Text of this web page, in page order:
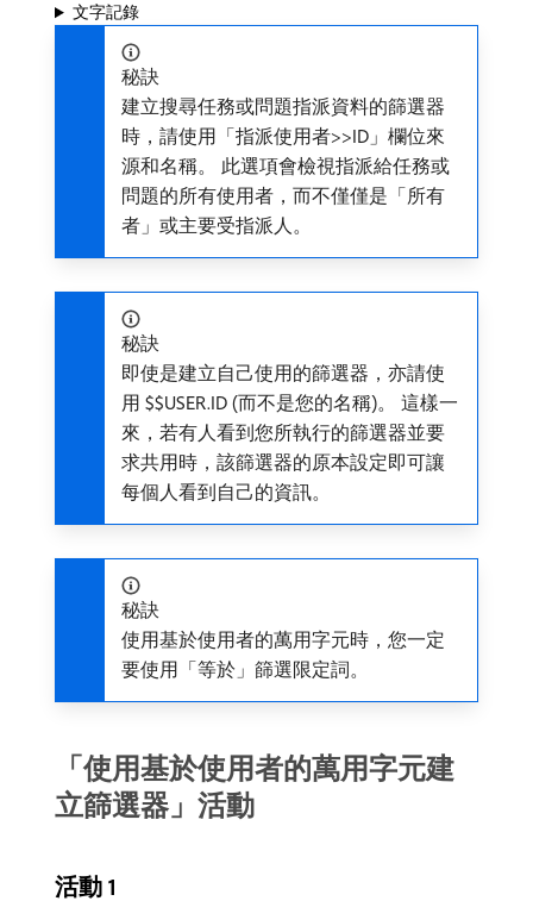
文字記錄
秘訣
建立搜尋任務或問題指派資料的篩選器
時，請使用「指派使用者>>ID」欄位來
源和名稱。 此選項會檢視指派給任務或
問題的所有使用者，而不僅僅是「所有
者」或主要受指派人。
秘訣
即使是建立自己使用的篩選器，亦請使
用 $$USER.ID (而不是您的名稱)。 這樣一
來，若有人看到您所執行的篩選器並要
求共用時，該篩選器的原本設定即可讓
每個人看到自己的資訊。
秘訣
使用基於使用者的萬用字元時，您一定
要使用「等於」篩選限定詞。
「使用基於使用者的萬用字元建
立篩選器」活動
活動 1